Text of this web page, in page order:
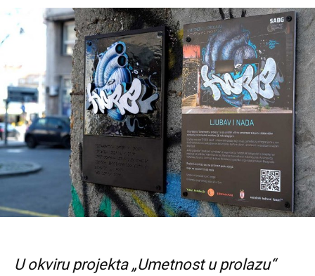
U okviru projekta „Umetnost u prolazu“